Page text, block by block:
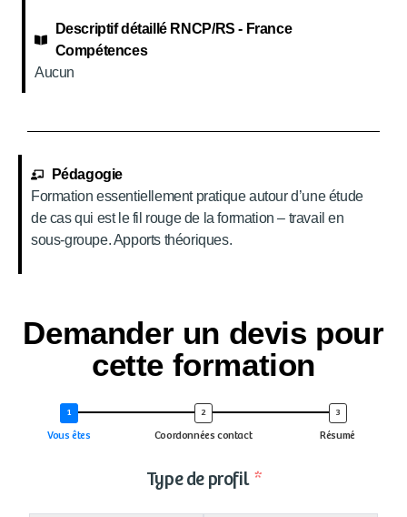
Descriptif détaillé RNCP/RS - France
Compétences
Aucun
Pédagogie
Formation essentiellement pratique autour d’une étude
de cas qui est le fil rouge de la formation – travail en
sous-groupe. Apports théoriques.
Demander un devis pour
cette formation
Vous êtes Coordonnées contact Résumé
Type de profil